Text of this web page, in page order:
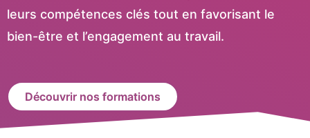
leurs compétences clés tout en favorisant le
bien-être et l’engagement au travail.
Découvrir nos formations